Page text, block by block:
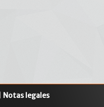
Notas legales